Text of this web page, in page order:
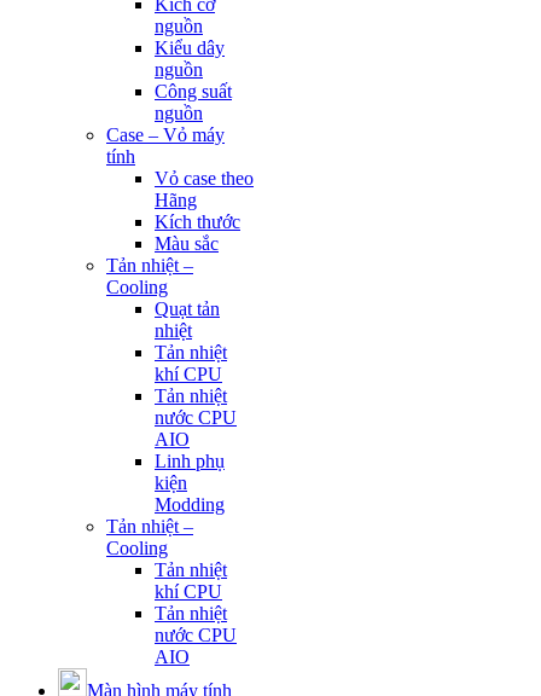
Kích cỡ
nguồn
Kiểu dây
nguồn
Công suất
nguồn
Case – Vỏ máy
tính
Vỏ case theo
Hãng
Kích thước
Màu sắc
Tản nhiệt –
Cooling
Quạt tản
nhiệt
Tản nhiệt
khí CPU
Tản nhiệt
nước CPU
AIO
Linh phụ
kiện
Modding
Tản nhiệt –
Cooling
Tản nhiệt
khí CPU
Tản nhiệt
nước CPU
AIO
Màn hình máy tính